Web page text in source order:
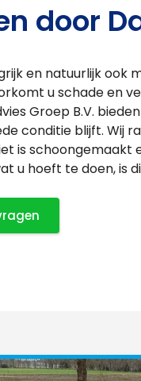
door
en natuurlijk ook
u schade en
Groep B.V.
conditie blijft. Wij
is schoongemaakt
u hoeft te doen, is